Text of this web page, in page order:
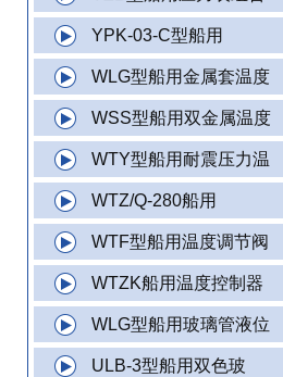
YPK-03-C型船用
WLG型船用金属套温度
WSS型船用双金属温度
WTY型船用耐震压力温
WTZ/Q-280船用
WTF型船用温度调节阀
WTZK船用温度控制器
WLG型船用玻璃管液位
ULB-3型船用双色玻